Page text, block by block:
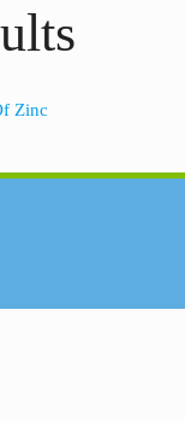
Zinc